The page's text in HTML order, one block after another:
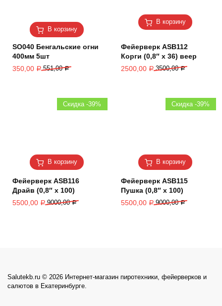
В корзину
SO040 Бенгальские огни
400мм 5шт
551,00Р
350,00 Р
В корзину
Фейерверк ASB112
Корги (0,8″ х 36) веер
3500,00Р
2500,00 Р
В корзину
Скидка -39%
Фейерверк ASB116
Драйв (0,8″ х 100)
9000,00Р
5500,00 Р
В корзину
Скидка -39%
Фейерверк ASB115
Пушка (0,8″ х 100)
9000,00Р
5500,00 Р
Salutekb.ru © 2026 Интернет-магазин пиротехники, фейерверков и
салютов в Екатеринбурге.